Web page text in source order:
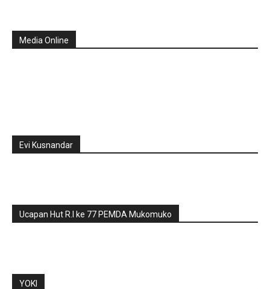
Media Online
Evi Kusnandar
Ucapan Hut R.I ke 77 PEMDA Mukomuko
YOKI